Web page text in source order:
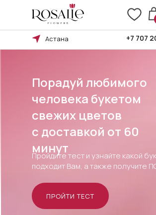
+7 707
ПОВОД
Астана
Оплата и
Порадуй любимого
человека букетом
свежих цветов
c доставкой от 60
минут
Пройдите тест и узнайте какой
подходит Вам, а также получите
ПРОЙТИ ТЕСТ